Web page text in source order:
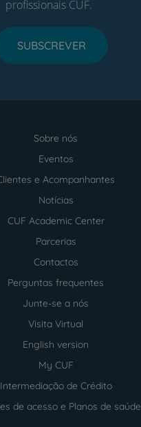
profissionais CUF.
SUBSCREVER
Sobre nós
Eventos
e Acompanhantes
Notícias
CUF Academic Center
Parcerias
Contactos
Perguntas frequentes
Junte-se a nós
Visita Virtual
English version
My CUF
Intermediação de Crédito
de acesso e Planos de saúde